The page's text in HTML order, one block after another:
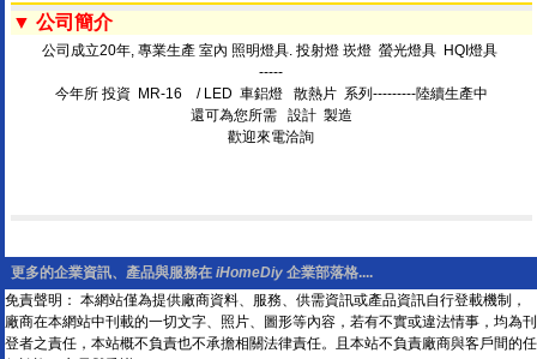
▼ 公司簡介
公司成立20年, 專業生產 室內 照明燈具. 投射燈 崁燈 螢光燈具 HQI燈具
-----
今年所 投資 MR-16 / LED 車鋁燈 散熱片 系列---------陸續生產中
還可為您所需 設計 製造
歡迎來電洽詢
更多的企業資訊、產品與服務在 iHomeDiy 企業部落格....
免責聲明： 本網站僅為提供廠商資料、服務、供需資訊或產品資訊自行登載機制，
廠商在本網站中刊載的一切文字、照片、圖形等內容，若有不實或違法情事，均為刊
登者之責任，本站概不負責也不承擔相關法律責任。且本站不負責廠商與客戶間的任